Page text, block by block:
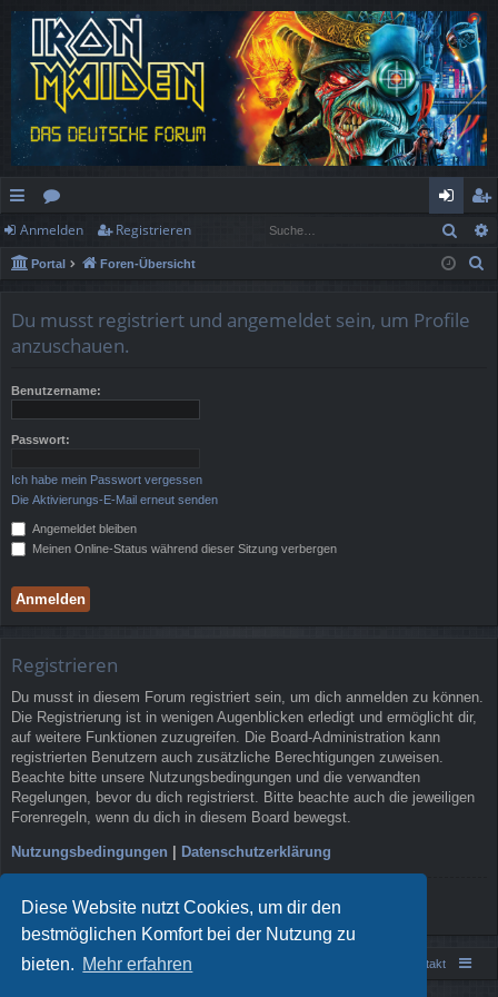
Diese Website nutzt Cookies, um dir den
bestmöglichen Komfort bei der Nutzung zu
bieten. Mehr erfahren
ch
ne
ug
f
or
en
n
m
eg
ist
Anmelden Registrieren
Portal Foren-Übersicht
Du musst registriert und angemeldet sein, um Profile
anzuschauen.
Benutzername:
Passwort:
Ich habe mein Passwort vergessen
Die Aktivierungs-E-Mail erneut senden
Angemeldet bleiben
Meinen Online-Status während dieser Sitzung verbergen
Registrieren
Du musst in diesem Forum registriert sein, um dich anmelden zu können.
Die Registrierung ist in wenigen Augenblicken erledigt und ermöglicht dir,
auf weitere Funktionen zuzugreifen. Die Board-Administration kann
registrierten Benutzern auch zusätzliche Berechtigungen zuweisen.
Beachte bitte unsere Nutzungsbedingungen und die verwandten
Regelungen, bevor du dich registrierst. Bitte beachte auch die jeweiligen
Forenregeln, wenn du dich in diesem Board bewegst.
Nutzungsbedingungen | Datenschutzerklärung
Registrieren
Portal Foren-Übersicht Kontakt